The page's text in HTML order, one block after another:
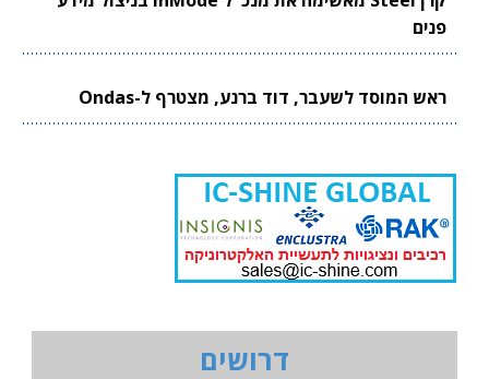
פנים
ראש המוסד לשעבר, דוד ברנע, מצטרף ל-Ondas
דרושים